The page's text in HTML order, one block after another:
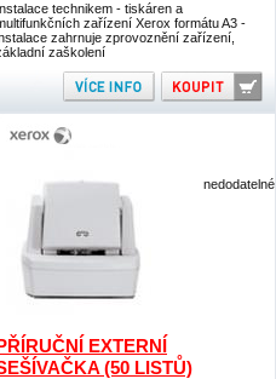
technikem - tiskáren a
zařízení Xerox formátu A3 -
zahrnuje zprovoznění zařízení,
zaškolení
EXTERNÍ
(50 LISTŮ)
nedodatelné